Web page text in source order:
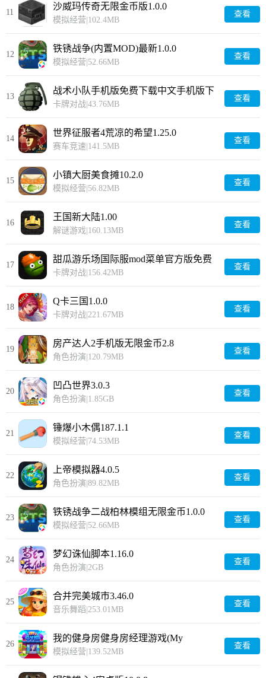
11
沙威玛传奇无限金币版1.0.0
模拟经营|102.4MB
查看
12
铁锈战争(内置MOD)最新1.0.0
模拟经营|52.66MB
查看
13
战术小队手机版免费下载中文手机版下
载6.2.10
卡牌对战|43.76MB
查看
14
世界征服者4荒凉的希望1.25.0
赛车竞速|141.5MB
查看
15
小镇大厨美食摊10.2.0
模拟经营|56.82MB
查看
16
王国新大陆1.00
解谜游戏|160.13MB
查看
17
甜瓜游乐场国际服mod菜单官方版免费
下载34.1.1
卡牌对战|156.42MB
查看
18
Q卡三国1.0.0
卡牌对战|221.67MB
查看
19
房产达人2手机版无限金币2.8
角色扮演|120.79MB
查看
20
凹凸世界3.0.3
角色扮演|1.85GB
查看
21
锤爆小木偶187.1.1
模拟经营|74.53MB
查看
22
上帝模拟器4.0.5
角色扮演|89.82MB
查看
23
铁锈战争二战柏林模组无限金币1.0.0
模拟经营|52.66MB
查看
24
梦幻诛仙脚本1.16.0
角色扮演|2GB
查看
25
合并完美城市3.46.0
音乐舞蹈|253.01MB
查看
26
我的健身房健身房经理游戏(My
Gym)5.15.3482
模拟经营|139.52MB
查看